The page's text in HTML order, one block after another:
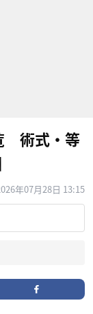
術式・等
年07月28日 13:15